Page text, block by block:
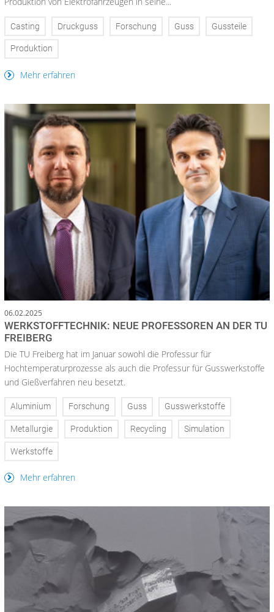
Casting Druckguss Forschung Guss Gussteile
Produktion
Mehr erfahren
06.02.2025
WERKSTOFFTECHNIK: NEUE PROFESSOREN AN DER TU
FREIBERG
Die TU Freiberg hat im Januar sowohl die Professur für
Hochtemperaturprozesse als auch die Professur für Gusswerkstoffe
und Gießverfahren neu besetzt.
Aluminium Forschung Guss Gusswerkstoffe
Metallurgie Produktion Recycling Simulation
Werkstoffe
Mehr erfahren